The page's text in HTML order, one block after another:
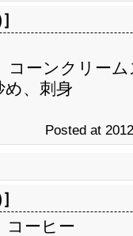
］
コーンクリー
め、刺身
Posted at
］
コーヒー